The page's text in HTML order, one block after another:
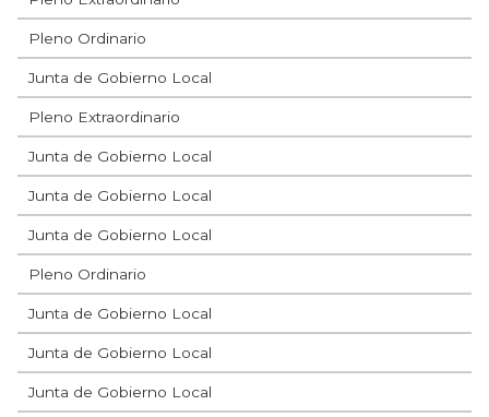
Pleno Ordinario
Junta de Gobierno Local
Pleno Extraordinario
Junta de Gobierno Local
Junta de Gobierno Local
Junta de Gobierno Local
Pleno Ordinario
Junta de Gobierno Local
Junta de Gobierno Local
Junta de Gobierno Local